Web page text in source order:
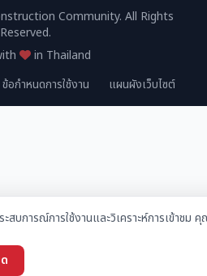
Community. All Rights
Reserved.
in Thailand
ข้อกำหนดการใช้งาน แผนผังเว็บไซต์
สบการณ์การใช้งานและวิเคราะห์การเข้าชม